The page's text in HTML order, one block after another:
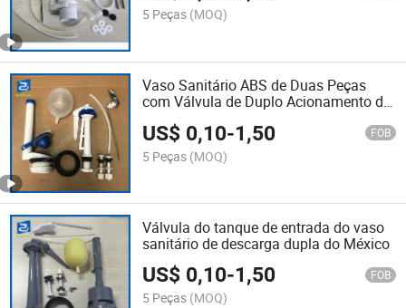
5 Peças (MOQ)
Vaso Sanitário ABS de Duas Peças
com Válvula de Duplo Acionamento da
US$ 0,10-1,50 FOB
5 Peças (MOQ)
Válvula do tanque de entrada do vaso
sanitário de descarga dupla do México
US$ 0,10-1,50 FOB
5 Peças (MOQ)